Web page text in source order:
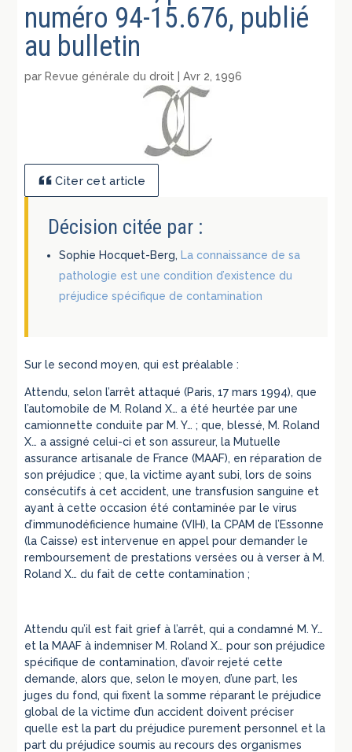
numéro 94-15.676, publié
au bulletin
par Revue générale du droit |Avr 2, 1996
Citer cet article
Décision citée par :
Sophie Hocquet-Berg, La connaissance de sa
pathologie est une condition d’existence du
préjudice spécifique de contamination
Sur le second moyen, qui est préalable :
Attendu, selon l’arrêt attaqué (Paris, 17 mars 1994), que
l’automobile de M. Roland X… a été heurtée par une
camionnette conduite par M. Y… ; que, blessé, M. Roland
X… a assigné celui-ci et son assureur, la Mutuelle
assurance artisanale de France (MAAF), en réparation de
son préjudice ; que, la victime ayant subi, lors de soins
consécutifs à cet accident, une transfusion sanguine et
ayant à cette occasion été contaminée par le virus
d’immunodéficience humaine (VIH), la CPAM de l’Essonne
(la Caisse) est intervenue en appel pour demander le
remboursement de prestations versées ou à verser à M.
Roland X… du fait de cette contamination ;
Attendu qu’il est fait grief à l’arrêt, qui a condamné M. Y…
et la MAAF à indemniser M. Roland X… pour son préjudice
spécifique de contamination, d’avoir rejeté cette
demande, alors que, selon le moyen, d’une part, les
juges du fond, qui fixent la somme réparant le préjudice
global de la victime d’un accident doivent préciser
quelle est la part du préjudice purement personnel et la
part du préjudice soumis au recours des organismes